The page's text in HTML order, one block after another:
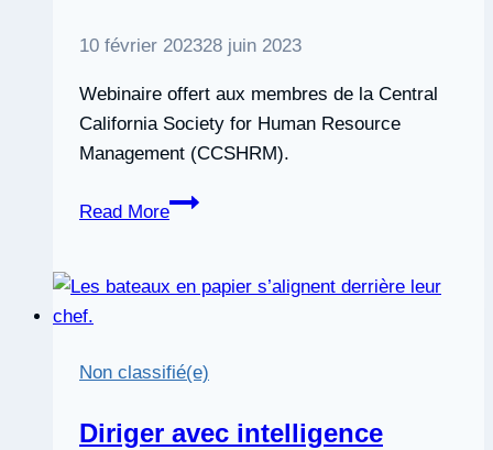
10 février 202328 juin 2023
Webinaire offert aux membres de la Central
California Society for Human Resource
Management (CCSHRM).
Read More
Webinaire
directeur
développement
compétences
Non classifié(e)
Diriger avec intelligence